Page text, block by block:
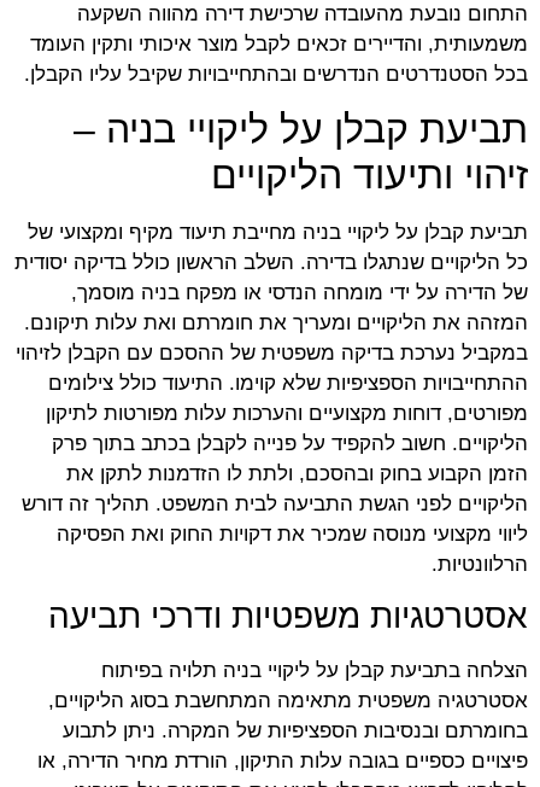
התחום נובעת מהעובדה שרכישת דירה מהווה השקעה
משמעותית, והדיירים זכאים לקבל מוצר איכותי ותקין העומד
בכל הסטנדרטים הנדרשים ובהתחייבויות שקיבל עליו הקבלן.
תביעת קבלן על ליקויי בניה –
זיהוי ותיעוד הליקויים
תביעת קבלן על ליקויי בניה מחייבת תיעוד מקיף ומקצועי של
כל הליקויים שנתגלו בדירה. השלב הראשון כולל בדיקה יסודית
של הדירה על ידי מומחה הנדסי או מפקח בניה מוסמך,
המזהה את הליקויים ומעריך את חומרתם ואת עלות תיקונם.
במקביל נערכת בדיקה משפטית של ההסכם עם הקבלן לזיהוי
ההתחייבויות הספציפיות שלא קוימו. התיעוד כולל צילומים
מפורטים, דוחות מקצועיים והערכות עלות מפורטות לתיקון
הליקויים. חשוב להקפיד על פנייה לקבלן בכתב בתוך פרק
הזמן הקבוע בחוק ובהסכם, ולתת לו הזדמנות לתקן את
הליקויים לפני הגשת התביעה לבית המשפט. תהליך זה דורש
ליווי מקצועי מנוסה שמכיר את דקויות החוק ואת הפסיקה
הרלוונטיות.
אסטרטגיות משפטיות ודרכי תביעה
הצלחה בתביעת קבלן על ליקויי בניה תלויה בפיתוח
אסטרטגיה משפטית מתאימה המתחשבת בסוג הליקויים,
בחומרתם ובנסיבות הספציפיות של המקרה. ניתן לתבוע
פיצויים כספיים בגובה עלות התיקון, הורדת מחיר הדירה, או